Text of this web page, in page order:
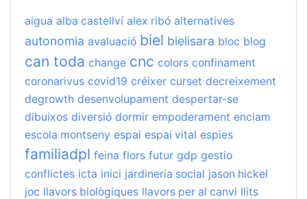
aigua alba castellví alex ribó alternatives
autonomia avaluació biel bielisara bloc blog
can toda change cnc colors confinament
coronarivus covid19 créixer curset decreixement
degrowth desenvolupament despertar-se
dibuixos diversió dormir empoderament enciam
escola montseny espai espai vital espies
familiadpl feina flors futur gdp gestio
conflictes icta inici jardineria social jason hickel
joc llavors biològiques llavors per al canvi llits